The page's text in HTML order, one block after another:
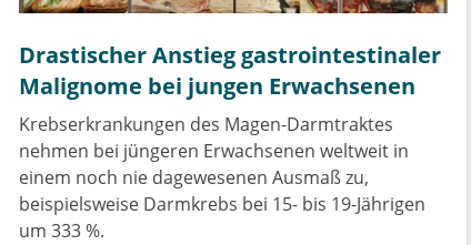
Drastischer Anstieg gastrointestinaler
Malignome bei jungen Erwachsenen
Krebserkrankungen des Magen-Darmtraktes
nehmen bei jüngeren Erwachsenen weltweit in
einem noch nie dagewesenen Ausmaß zu,
beispielsweise Darmkrebs bei 15- bis 19-Jährigen
um 333 %.